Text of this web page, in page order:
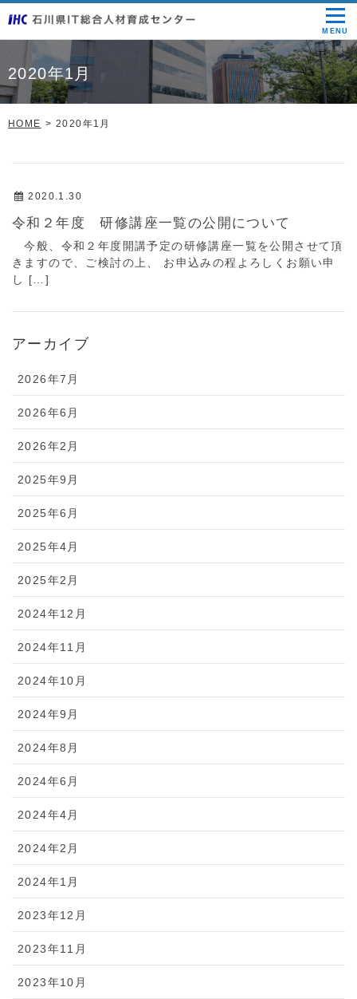
MENU
2020年1月
HOME 2020年1月
2020.1.30
令和２年度 研修講座一覧の公開について
今般、令和２年度開講予定の研修講座一覧を公開させて頂
きますので、ご検討の上、 お申込みの程よろしくお願い申
し […]
アーカイブ
2026年7月
2026年6月
2026年2月
2025年9月
2025年6月
2025年4月
2025年2月
2024年12月
2024年11月
2024年10月
2024年9月
2024年8月
2024年6月
2024年4月
2024年2月
2024年1月
2023年12月
2023年11月
2023年10月